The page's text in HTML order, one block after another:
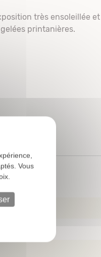
très ensoleillée
printanières.
culture
Vous